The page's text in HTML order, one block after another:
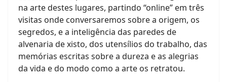
na arte destes lugares, partindo “online” em três
visitas onde conversaremos sobre a origem, os
segredos, e a inteligência das paredes de
alvenaria de xisto, dos utensílios do trabalho, das
memórias escritas sobre a dureza e as alegrias
da vida e do modo como a arte os retratou.